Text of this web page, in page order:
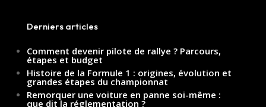
Derniers articles
Comment devenir pilote de rallye ? Parcours,
étapes et budget
Histoire de la Formule 1 : origines, évolution et
grandes étapes du championnat
Remorquer une voiture en panne soi-même :
que dit la réglementation ?